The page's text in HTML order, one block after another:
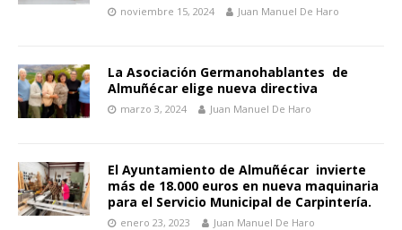
noviembre 15, 2024 Juan Manuel De Haro
La Asociación Germanohablantes de
Almuñécar elige nueva directiva
marzo 3, 2024 Juan Manuel De Haro
El Ayuntamiento de Almuñécar invierte
más de 18.000 euros en nueva maquinaria
para el Servicio Municipal de Carpintería.
enero 23, 2023 Juan Manuel De Haro